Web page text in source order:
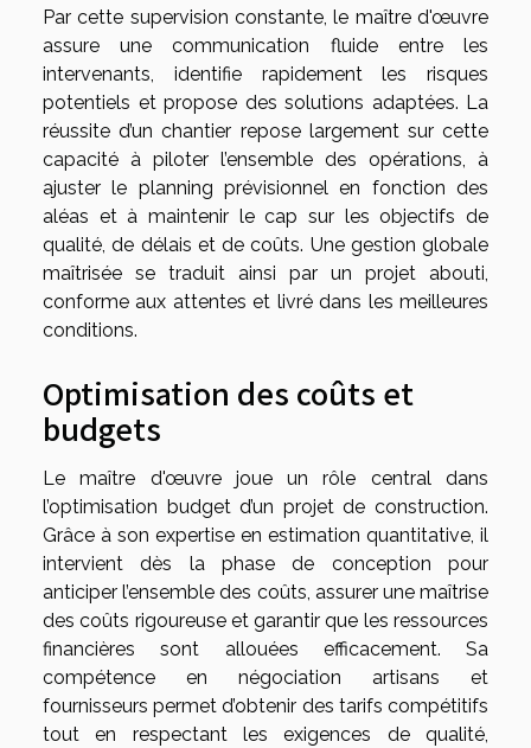
Par cette supervision constante, le maître d'œuvre
assure une communication fluide entre les
intervenants, identifie rapidement les risques
potentiels et propose des solutions adaptées. La
réussite d’un chantier repose largement sur cette
capacité à piloter l’ensemble des opérations, à
ajuster le planning prévisionnel en fonction des
aléas et à maintenir le cap sur les objectifs de
qualité, de délais et de coûts. Une gestion globale
maîtrisée se traduit ainsi par un projet abouti,
conforme aux attentes et livré dans les meilleures
conditions.
Optimisation des coûts et
budgets
Le maître d'œuvre joue un rôle central dans
l’optimisation budget d’un projet de construction.
Grâce à son expertise en estimation quantitative, il
intervient dès la phase de conception pour
anticiper l’ensemble des coûts, assurer une maîtrise
des coûts rigoureuse et garantir que les ressources
financières sont allouées efficacement. Sa
compétence en négociation artisans et
fournisseurs permet d’obtenir des tarifs compétitifs
tout en respectant les exigences de qualité,